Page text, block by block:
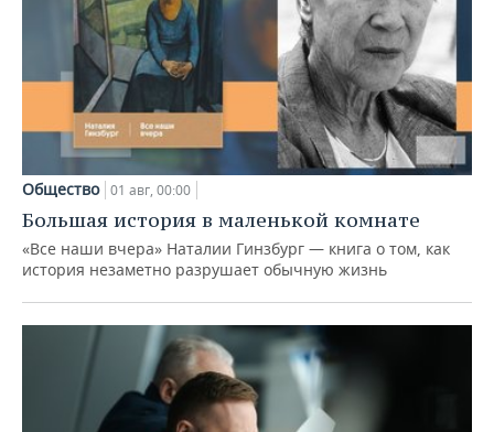
Общество 01 авг, 00:00
Большая история в маленькой комнате
«Все наши вчера» Наталии Гинзбург — книга о том, как
история незаметно разрушает обычную жизнь